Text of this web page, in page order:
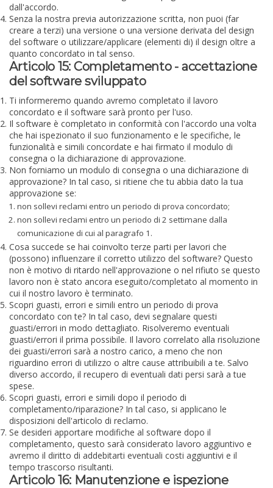
dall'accordo.
Senza la nostra previa autorizzazione scritta, non puoi (far
creare a terzi) una versione o una versione derivata del design
del software o utilizzare/applicare (elementi di) il design oltre a
quanto concordato in tal senso.
Articolo 15: Completamento - accettazione
del software sviluppato
Ti informeremo quando avremo completato il lavoro
concordato e il software sarà pronto per l'uso.
Il software è completato in conformità con l'accordo una volta
che hai ispezionato il suo funzionamento e le specifiche, le
funzionalità e simili concordate e hai firmato il modulo di
consegna o la dichiarazione di approvazione.
Non forniamo un modulo di consegna o una dichiarazione di
approvazione? In tal caso, si ritiene che tu abbia dato la tua
approvazione se:
non sollevi reclami entro un periodo di prova concordato;
non sollevi reclami entro un periodo di 2 settimane dalla
comunicazione di cui al paragrafo 1.
Cosa succede se hai coinvolto terze parti per lavori che
(possono) influenzare il corretto utilizzo del software? Questo
non è motivo di ritardo nell'approvazione o nel rifiuto se questo
lavoro non è stato ancora eseguito/completato al momento in
cui il nostro lavoro è terminato.
Scopri guasti, errori e simili entro un periodo di prova
concordato con te? In tal caso, devi segnalare questi
guasti/errori in modo dettagliato. Risolveremo eventuali
guasti/errori il prima possibile. Il lavoro correlato alla risoluzione
dei guasti/errori sarà a nostro carico, a meno che non
riguardino errori di utilizzo o altre cause attribuibili a te. Salvo
diverso accordo, il recupero di eventuali dati persi sarà a tue
spese.
Scopri guasti, errori e simili dopo il periodo di
completamento/riparazione? In tal caso, si applicano le
disposizioni dell'articolo di reclamo.
Se desideri apportare modifiche al software dopo il
completamento, questo sarà considerato lavoro aggiuntivo e
avremo il diritto di addebitarti eventuali costi aggiuntivi e il
tempo trascorso risultanti.
Articolo 16: Manutenzione e ispezione